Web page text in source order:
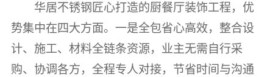
华居不锈钢匠心打造的厨餐厅装饰工程，优
势集中在四大方面。一是全包省心高效，整合设
计、施工、材料全链条资源，业主无需自行采
购、协调各方，全程专人对接，节省时间与沟通